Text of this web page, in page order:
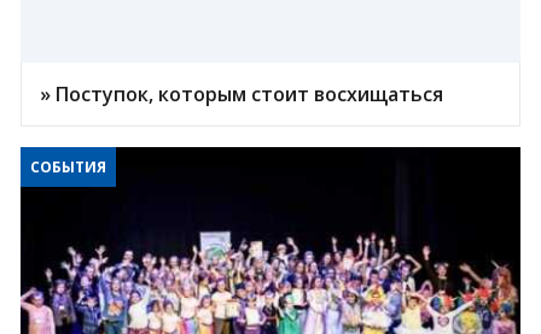
» Поступок, которым стоит восхищаться
СОБЫТИЯ